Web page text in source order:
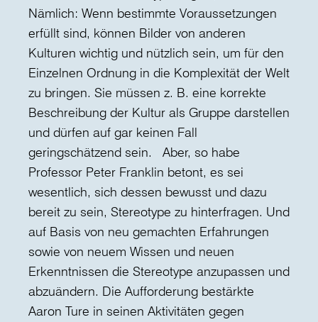
Nämlich: Wenn bestimmte Voraussetzungen
erfüllt sind, können Bilder von anderen
Kulturen wichtig und nützlich sein, um für den
Einzelnen Ordnung in die Komplexität der Welt
zu bringen. Sie müssen z. B. eine korrekte
Beschreibung der Kultur als Gruppe darstellen
und dürfen auf gar keinen Fall
geringschätzend sein. Aber, so habe
Professor Peter Franklin betont, es sei
wesentlich, sich dessen bewusst und dazu
bereit zu sein, Stereotype zu hinterfragen. Und
auf Basis von neu gemachten Erfahrungen
sowie von neuem Wissen und neuen
Erkenntnissen die Stereotype anzupassen und
abzuändern. Die Aufforderung bestärkte
Aaron Ture in seinen Aktivitäten gegen